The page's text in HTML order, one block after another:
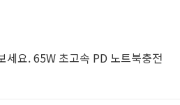
세요. 65W 초고속 PD 노트북충전